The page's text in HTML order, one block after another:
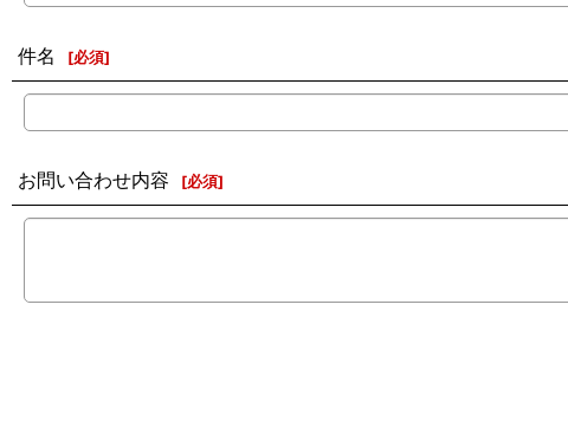
件名 [必須]
お問い合わせ内容 [必須]